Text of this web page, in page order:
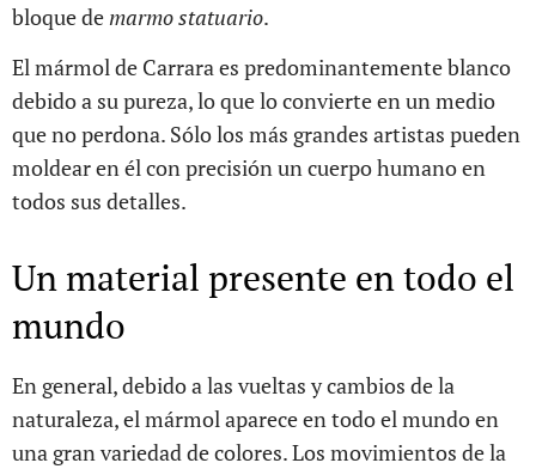
bloque de marmo statuario.
El mármol de Carrara es predominantemente blanco
debido a su pureza, lo que lo convierte en un medio
que no perdona. Sólo los más grandes artistas pueden
moldear en él con precisión un cuerpo humano en
todos sus detalles.
Un material presente en todo el
mundo
En general, debido a las vueltas y cambios de la
naturaleza, el mármol aparece en todo el mundo en
una gran variedad de colores. Los movimientos de la